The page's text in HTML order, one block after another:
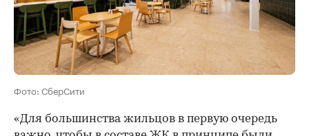
Фото: СберСити
«Для большинства жильцов в первую очередь